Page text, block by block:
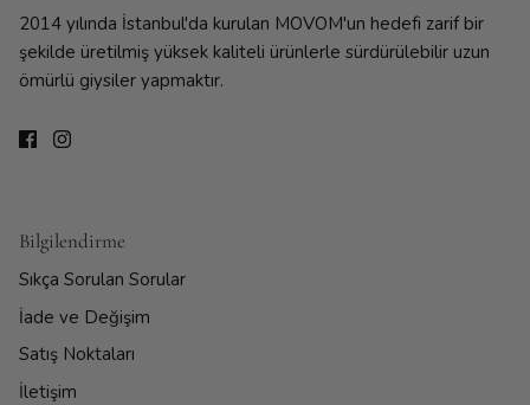
2014 yılında İstanbul'da kurulan MOVOM'un hedefi zarif bir
şekilde üretilmiş yüksek kaliteli ürünlerle sürdürülebilir uzun
ömürlü giysiler yapmaktır.
Bilgilendirme
Sıkça Sorulan Sorular
İade ve Değişim
Satış Noktaları
İletişim